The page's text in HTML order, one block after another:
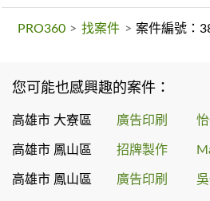
PRO360 > 找案件 > 案件編號：
您可能也感興趣的案件：
高雄市 大寮區 廣告印刷
高雄市 鳳山區 招牌製作
高雄市 鳳山區 廣告印刷